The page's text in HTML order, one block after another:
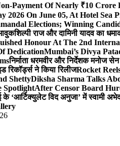
Payment Of Nearly ₹10
2026 On June 05, At Hotel
Elections; Winning
शिल्पी राज और दामिनी यादव का
Honour At The 2nd
DedicationMumbai’s Divya
निर्माता धरमवीर और निर्देशक मनोज
रिकॉर्ड्स ने किया रिलीजRocket
ShettyDiksha Sharma Talks
SpotlightAfter Censor Board
‘आर्टिक्युलेट विद अनुजा’ में स्वामी